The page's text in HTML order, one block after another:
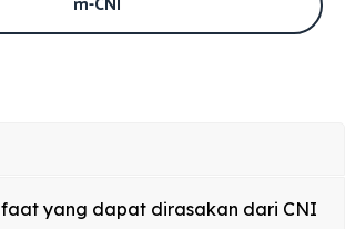
yang dapat dirasakan dari CNI